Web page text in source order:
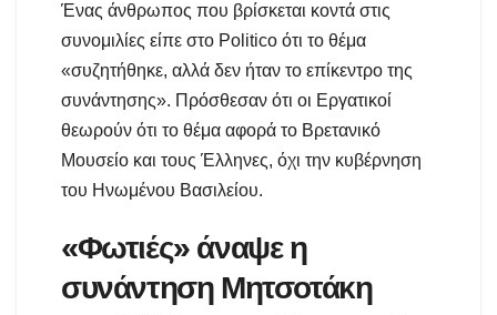
Ένας άνθρωπος που βρίσκεται κοντά στις
συνομιλίες είπε στο Politico ότι το θέμα
«συζητήθηκε, αλλά δεν ήταν το επίκεντρο της
συνάντησης». Πρόσθεσαν ότι οι Εργατικοί
θεωρούν ότι το θέμα αφορά το Βρετανικό
Μουσείο και τους Έλληνες, όχι την κυβέρνηση
του Ηνωμένου Βασιλείου.
«Φωτιές» άναψε η
συνάντηση Μητσοτάκη